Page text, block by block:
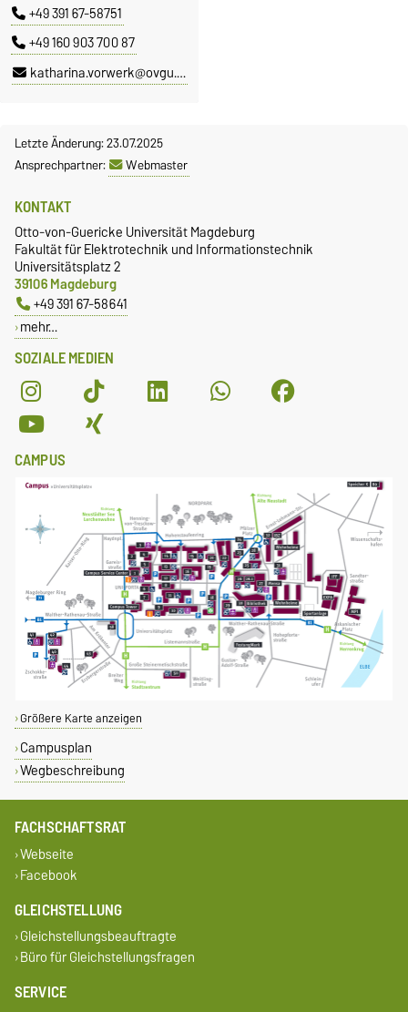
+49 391 67-58751
+49 160 903 700 87
katharina.vorwerk@ovgu.de
Letzte Änderung: 23.07.2025
Ansprechpartner:
Webmaster
SOZIALE MEDIEN
KONTAKT
Otto-von-Guericke Universität Magdeburg
Fakultät für Elektrotechnik und Informationstechnik
Universitätsplatz 2
39106 Magdeburg
+49 391 67-58641
mehr…
CAMPUS
Größere Karte anzeigen
Campusplan
Wegbeschreibung
FACHSCHAFTSRAT
Webseite
Facebook
GLEICHSTELLUNG
Gleichstellungsbeauftragte
Büro für Gleichstellungsfragen
SERVICE